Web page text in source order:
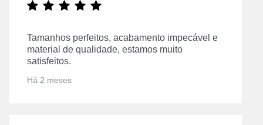
Tamanhos perfeitos, acabamento impecável e
material de qualidade, estamos muito
satisfeitos.
Há 2 meses